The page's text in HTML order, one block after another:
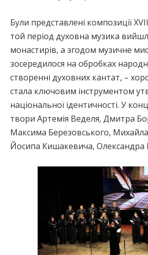
Були представлені композиції
той період духовна музика
монастирів, а згодом музичне
зосередилося на обробках
створенні духовних кантат, –
стала ключовим інструментом
національної ідентичності. У
твори Артемія Веделя, Дмитра
Максима Березовського,
Йосипа Кишакевича,